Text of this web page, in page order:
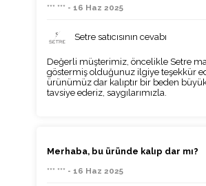
*** *** - 16 Haz 2025
Setre satıcısının cevabı
Değerli müşterimiz, öncelikle Setre
göstermiş olduğunuz ilgiye teşekkür
ürünümüz dar kalıptır bir beden büyük
tavsiye ederiz, saygılarımızla.
Merhaba, bu üründe kalıp dar mı?
*** *** - 16 Haz 2025